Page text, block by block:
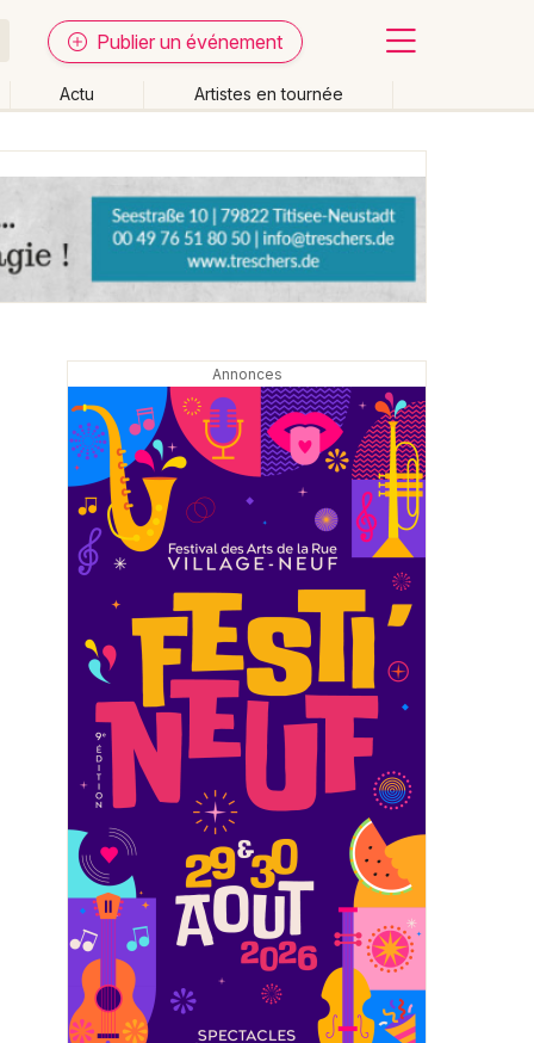
Publier un événement
Actu Artistes en tournée
Effacer les dates
end